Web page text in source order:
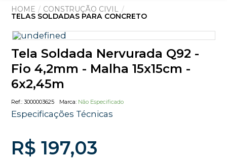
CONSTRUÇÃO CIVIL
TELAS SOLDADAS PARA CONCRETO
Tela Soldada Nervurada Q92 -
Fio 4,2mm - Malha 15x15cm -
6x2,45m
3000003625 Não Especificado
Especificações Técnicas
R$ 197,03